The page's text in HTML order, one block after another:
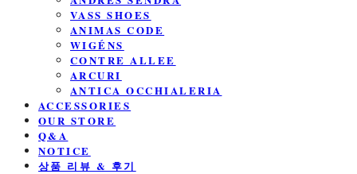
VASS SHOES
ANIMAS CODE
WIGÉNS
CONTRE ALLEE
ARCURI
ANTICA OCCHIALERIA
ACCESSORIES
OUR STORE
Q&A
NOTICE
상품 리뷰 & 후기